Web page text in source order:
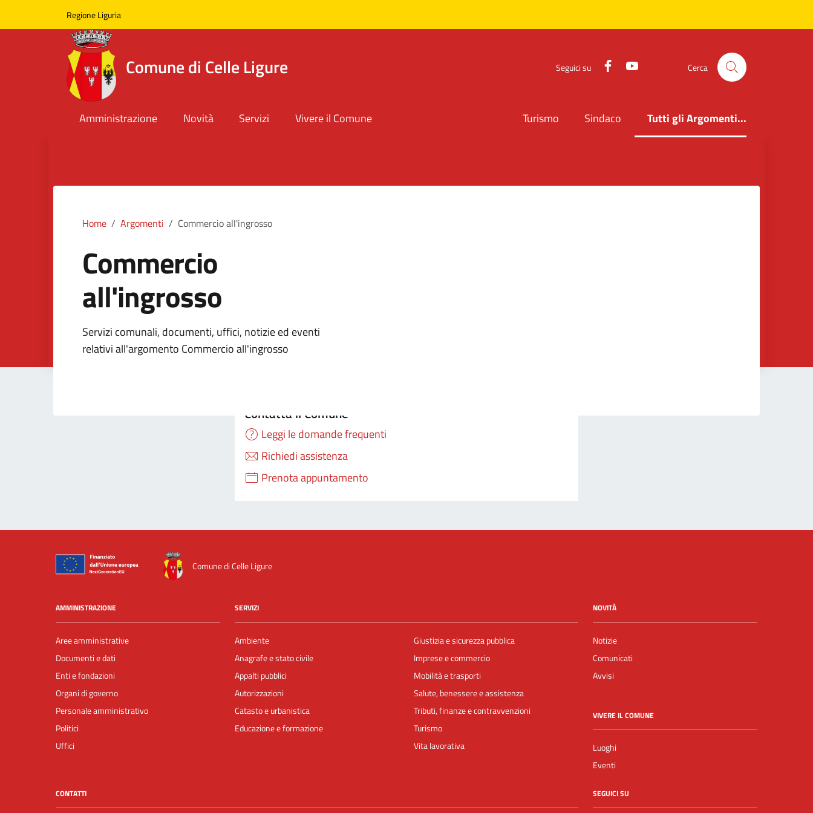
Regione Liguria
Comune di Celle Ligure Seguici su Facebook Cerca
Amministrazione Novità Servizi Vivere il Comune Turismo Sindaco Tutti gli Argomenti...
Home Argomenti Commercio all'ingrosso
Commercio
all'ingrosso
Dettagli della Notizia
Servizi comunali, documenti, uffici, notizie ed eventi
relativi all'argomento Commercio all'ingrosso
Contatta il Comune
Leggi le domande frequenti
Richiedi assistenza
Prenota appuntamento
Comune di Celle Ligure
AMMINISTRAZIONE
Aree amministrative
Documenti e dati
Enti e fondazioni
Organi di governo
Personale amministrativo
Politici
Uffici
SERVIZI
Ambiente
Anagrafe e stato civile
Appalti pubblici
Autorizzazioni
Catasto e urbanistica
Educazione e formazione
Giustizia e sicurezza pubblica
Imprese e commercio
Mobilità e trasporti
Salute, benessere e assistenza
Tributi, finanze e contravvenzioni
Turismo
Vita lavorativa
NOVITÀ
Notizie
Comunicati
Avvisi
VIVERE IL COMUNE
Luoghi
Eventi
CONTATTI SEGUICI SU